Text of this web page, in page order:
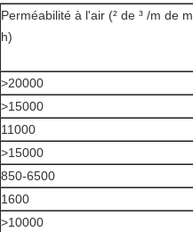
Perméabilité à l'air (² de ³ /m de m
h)
>20000
>15000
11000
>15000
850-6500
1600
>10000